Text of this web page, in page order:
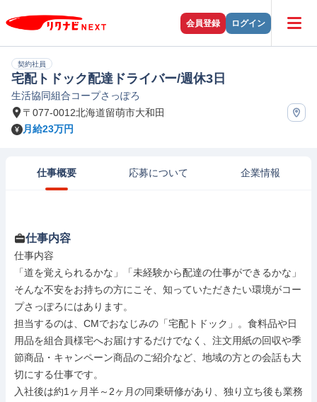
会員登録 ログイン
契約社員
宅配トドック配達ドライバー/週休3日
生活協同組合コープさっぽろ
〒077-0012北海道留萌市大和田
月給23万円
仕事概要 応募について 企業情報
仕事内容
仕事内容
「道を覚えられるかな」「未経験から配達の仕事ができるかな」
そんな不安をお持ちの方にこそ、知っていただきたい環境がコー
プさっぽろにはあります。
担当するのは、CMでおなじみの「宅配トドック」。食料品や日
用品を組合員様宅へお届けするだけでなく、注文用紙の回収や季
節商品・キャンペーン商品のご紹介など、地域の方との会話も大
切にする仕事です。
入社後は約1ヶ月半～2ヶ月の同乗研修があり、独り立ち後も業務